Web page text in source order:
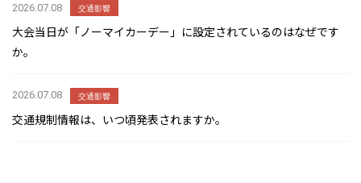
2026.07.08 交通影響
大会当日が「ノーマイカーデー」に設定されているのはなぜです
か。
2026.07.08 交通影響
交通規制情報は、いつ頃発表されますか。